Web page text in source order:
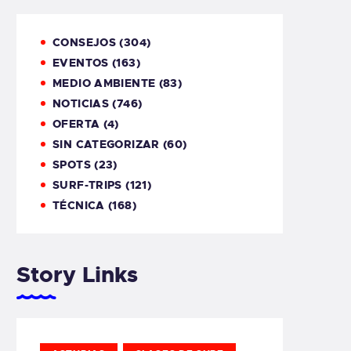
CONSEJOS (304)
EVENTOS (163)
MEDIO AMBIENTE (83)
NOTICIAS (746)
OFERTA (4)
SIN CATEGORIZAR (60)
SPOTS(23)
SURF-TRIPS (121)
TÉCNICA (168)
Story Links